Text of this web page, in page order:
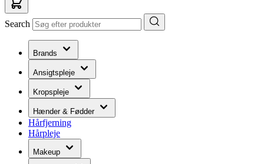
Search
Brands
Ansigtspleje
Kropspleje
Hænder & Fødder
Hårfjerning
Hårpleje
Makeup